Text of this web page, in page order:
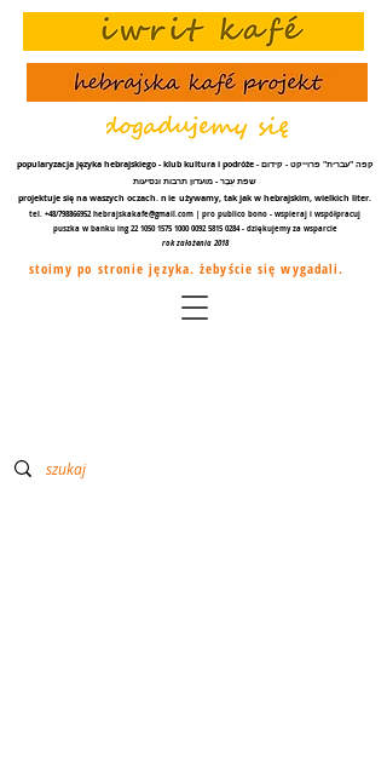
popularyzacja języka hebrajskiego - klub kultura i podróże - קפה "עברית" פרוייקט - קידום
שפת עֵבֶר - מועדון תרבות ונסיעות
projektuje się na waszych oczach.nie używamy, tak jak w hebrajskim, wielkich liter.
tel. +48/798866952 hebrajskakafe@gmail.com | pro publico bono - wspieraj i współpracuj
puszka w banku ing22 1050 1575 1000 0092 5815 0284- dziękujemy za wsparcie
rok założenia 2018
stoimy po stronie języka. żebyście się wygadali.